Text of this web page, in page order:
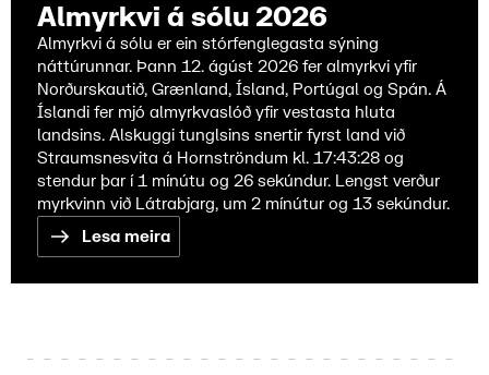
Almyrkvi á sólu 2026
Almyrkvi á sólu er ein stórfenglegasta sýning
náttúrunnar. Þann 12. ágúst 2026 fer almyrkvi yfir
Norðurskautið, Grænland, Ísland, Portúgal og Spán. Á
Íslandi fer mjó almyrkvaslóð yfir vestasta hluta
landsins. Alskuggi tunglsins snertir fyrst land við
Straumsnesvita á Hornströndum kl. 17:43:28 og
stendur þar í 1 mínútu og 26 sekúndur. Lengst verður
myrkvinn við Látrabjarg, um 2 mínútur og 13 sekúndur.
Lesa meira